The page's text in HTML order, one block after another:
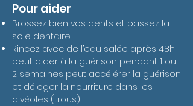
Pour aider
Brossez bien vos dents et passez la
soie dentaire.
Rincez avec de l’eau salée après 48h
peut aider à la guérison pendant 1 ou
2 semaines peut accélérer la guérison
et déloger la nourriture dans les
alvéoles (trous).